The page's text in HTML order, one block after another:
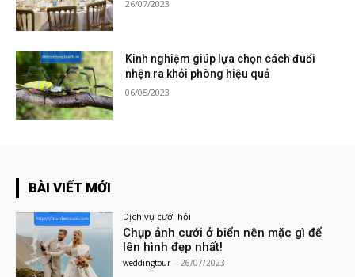
26/07/2023
Kinh nghiệm giúp lựa chọn cách đuổi
nhện ra khỏi phòng hiệu quả
06/05/2023
BÀI VIẾT MỚI
Dịch vụ cưới hỏi
Chụp ảnh cưới ở biển nên mặc gì để
lên hình đẹp nhất!
weddingtour - 26/07/2023